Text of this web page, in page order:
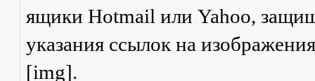
ящики Hotmail или Yahoo,
указания ссылок на
[img].